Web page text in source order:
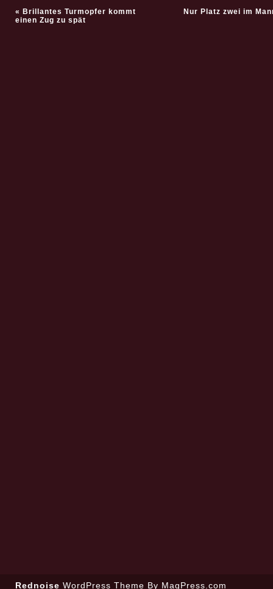
« Brillantes Turmopfer kommt
einen Zug zu spät
Nur Platz zwei im
Rednoise WordPress Theme By MagPress.com